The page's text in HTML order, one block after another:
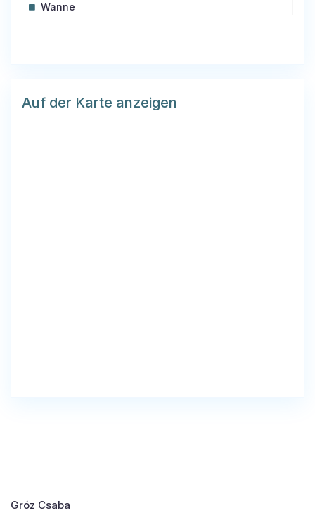
Wanne
Auf der Karte anzeigen
Gróz Csaba